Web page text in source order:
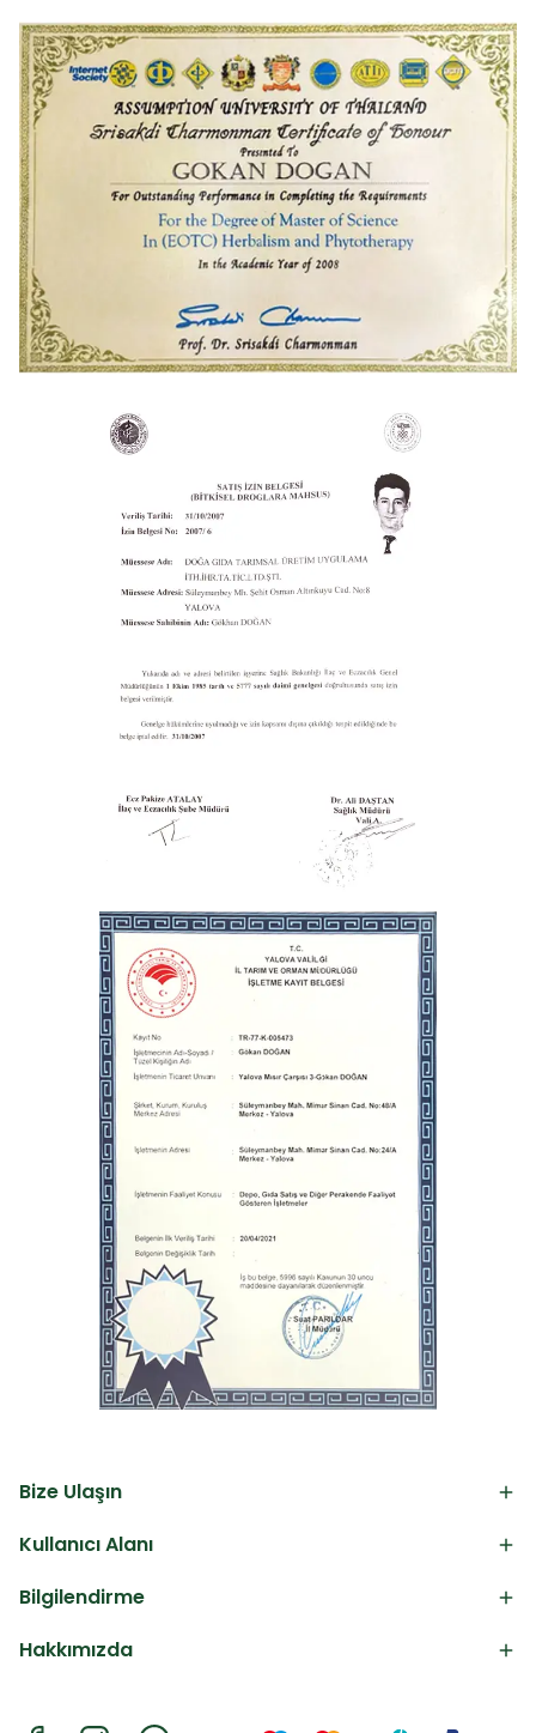
Bize Ulaşın
Kullanıcı Alanı
Bilgilendirme
Hakkımızda